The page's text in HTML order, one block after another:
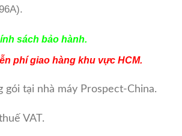
sách bảo hành.
phí giao hàng khu vực HCM.
gói tại nhà máy Prospect-China.
VAT.